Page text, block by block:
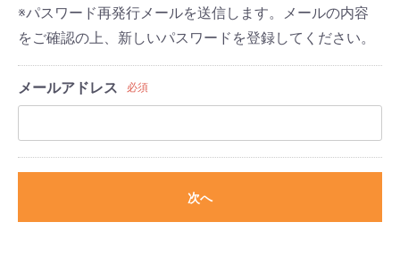
※パスワード再発行メールを送信します。メールの内容
をご確認の上、新しいパスワードを登録してください。
メールアドレス 必須
次へ